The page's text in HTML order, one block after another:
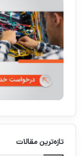
تازه‌ترین مقالات